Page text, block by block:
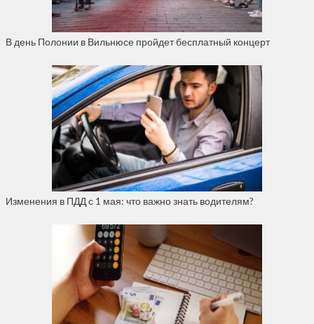
В день Полонии в Вильнюсе пройдет бесплатный концерт
Изменения в ПДД с 1 мая: что важно знать водителям?